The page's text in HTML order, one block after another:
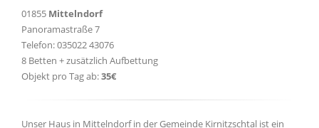
01855 Mittelndorf
Panoramastraße 7
Telefon: 035022 43076
8 Betten + zusätzlich Aufbettung
Objekt pro Tag ab:35€
Unser Haus in Mittelndorf in der Gemeinde Kirnitzschtal ist ein